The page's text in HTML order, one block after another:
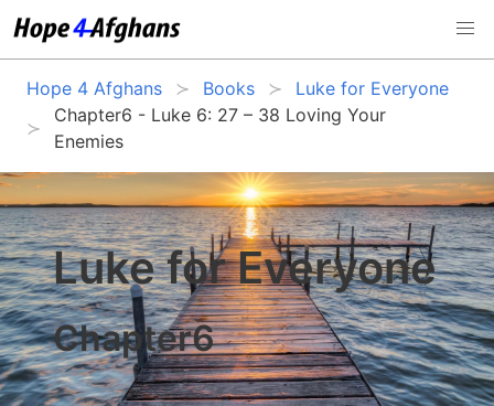
Hope 4 Afghans Books
Luke for Everyone
Chapter6 - Luke 6: 27 – 38 Loving Your
Enemies
Luke for Everyone
Chapter6